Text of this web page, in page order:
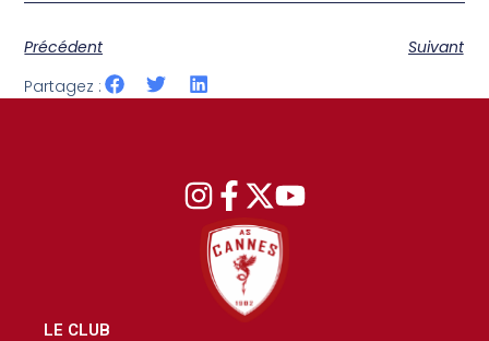
Précédent
Suivant
Partagez :
LE CLUB